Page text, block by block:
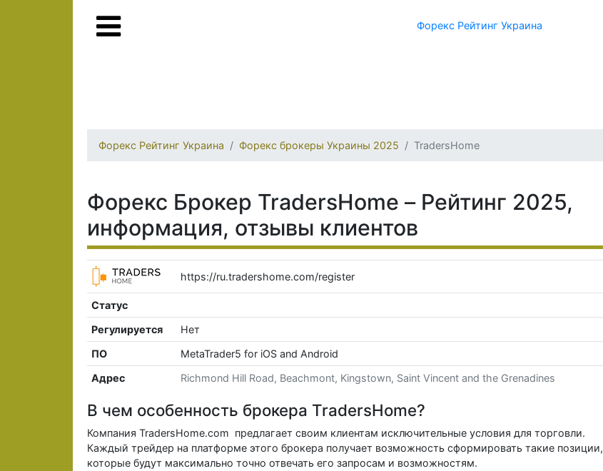
Форекс Рейтинг Украина
Форекс Рейтинг Украина Форекс брокеры Украины 2025 TradersHome
Форекс Брокер TradersHome – Рейтинг 2025,
информация, отзывы клиентов
https://ru.tradershome.com/register
Статус
Регулируется
Нет
ПО
MetaTrader5 for iOS and Android
Адрес
Richmond Hill Road, Beachmont, Kingstown, Saint Vincent and the Grenadines
В чем особенность брокера TradersHome?
Компания TradersHome.com предлагает своим клиентам исключительные условия для торговли.
Каждый трейдер на платформе этого брокера получает возможность сформировать такие позиции,
которые будут максимально точно отвечать его запросам и возможностям.